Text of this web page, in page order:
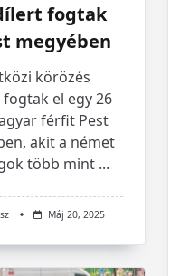
fogtak
megyében
körözés
el egy 26
férfit Pest
akit a német
több mint ...
Máj 20, 2025